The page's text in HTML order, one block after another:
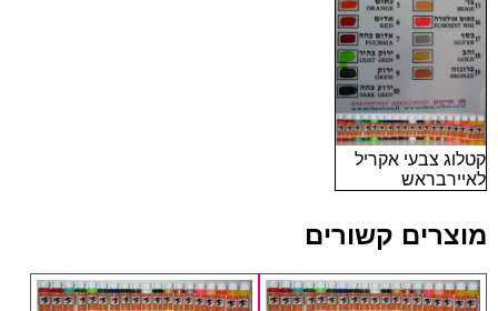
קטלוג צבעי אקריל
לאיירבראש
מוצרים קשורים